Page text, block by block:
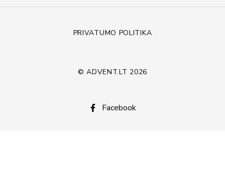
PRIVATUMO POLITIKA
© ADVENT.LT 2026
Facebook